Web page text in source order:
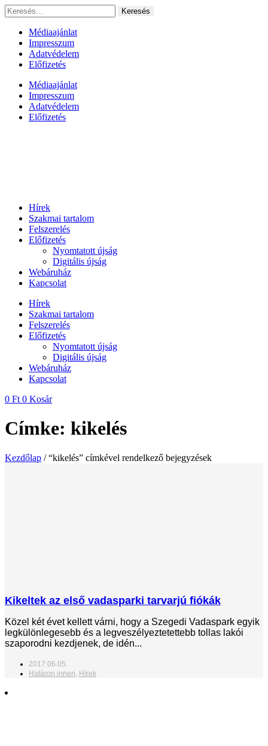
Ugrás
a
tartalomhoz
Keresés:
Médiaajánlat
Impresszum
Adatvédelem
Előfizetés
Médiaajánlat
Impresszum
Adatvédelem
Előfizetés
Hírek
Szakmai tartalom
Felszerelés
Előfizetés
Nyomtatott újság
Digitális újság
Webáruház
Kapcsolat
Hírek
Szakmai tartalom
Felszerelés
Előfizetés
Nyomtatott újság
Digitális újság
Webáruház
Kapcsolat
0 Ft 0 Kosár
Címke: kikelés
Kezdőlap / “kikelés” címkével rendelkező bejegyzések
Kikeltek az első vadasparki tarvarjú fiókák
Közel két évet kellett várni, hogy a Szegedi Vadaspark egyik
legkülönlegesebb és a legveszélyeztetettebb tollas lakói
szaporodni kezdjenek, de idén...
2017.06.05.
Határon innen, Hírek